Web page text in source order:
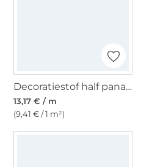
Decoratiestof half panama bijen, naturel
13,17 € / m
(9,41 € / 1 m²)